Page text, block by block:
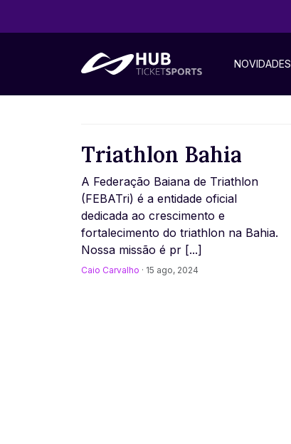
NOVIDADES
Triathlon Bahia
A Federação Baiana de Triathlon
(FEBATri) é a entidade oficial
dedicada ao crescimento e
fortalecimento do triathlon na Bahia.
Nossa missão é pr [...]
Caio Carvalho · 15 ago, 2024